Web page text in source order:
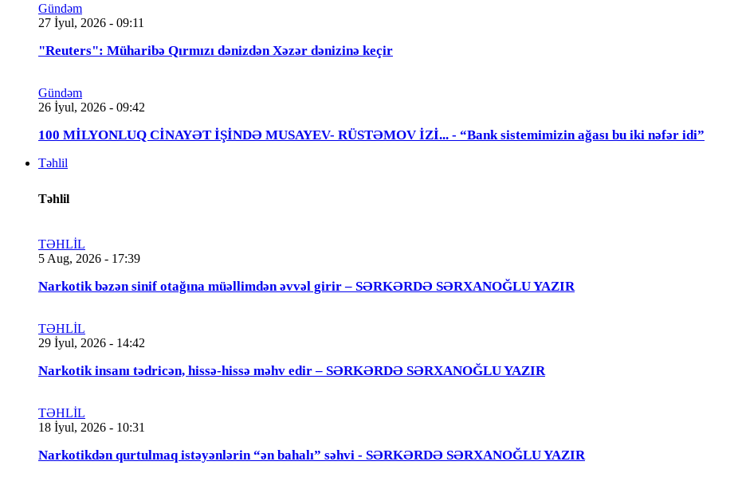
Gündəm
27 İyul, 2026 - 09:11
"Reuters": Müharibə Qırmızı dənizdən Xəzər dənizinə keçir
Gündəm
26 İyul, 2026 - 09:42
100 MİLYONLUQ CİNAYƏT İŞİNDƏ MUSAYEV- RÜSTƏMOV İZİ... - “Bank sistemimizin ağası bu iki nəfər idi”
Təhlil
Təhlil
TƏHLİL
5 Aug, 2026 - 17:39
Narkotik bəzən sinif otağına müəllimdən əvvəl girir – SƏRKƏRDƏ SƏRXANOĞLU YAZIR
TƏHLİL
29 İyul, 2026 - 14:42
Narkotik insanı tədricən, hissə-hissə məhv edir – SƏRKƏRDƏ SƏRXANOĞLU YAZIR
TƏHLİL
18 İyul, 2026 - 10:31
Narkotikdən qurtulmaq istəyənlərin “ən bahalı” səhvi - SƏRKƏRDƏ SƏRXANOĞLU YAZIR